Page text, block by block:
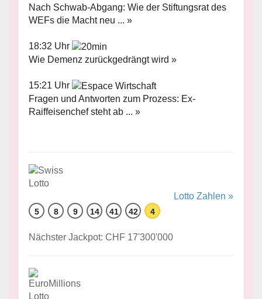
Nach Schwab-Abgang: Wie der Stiftungsrat des
WEFs die Macht neu ... »
18:32 Uhr
Wie Demenz zurückgedrängt wird »
15:21 Uhr
Fragen und Antworten zum Prozess: Ex-
Raiffeisenchef steht ab ... »
Lotto Zahlen »
5 8 9 14 41 42 4
Nächster Jackpot: CHF 17'300'000